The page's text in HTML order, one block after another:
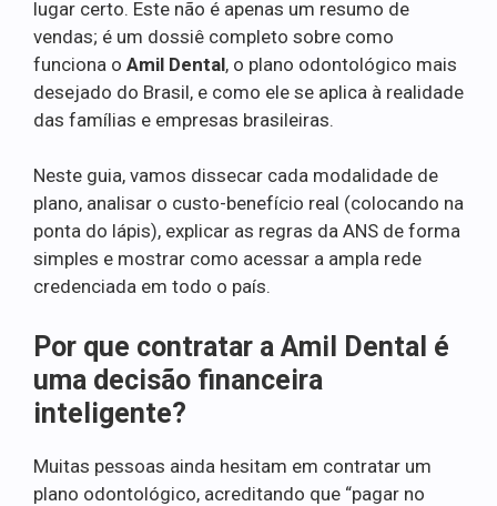
lugar certo. Este não é apenas um resumo de
vendas; é um dossiê completo sobre como
funciona o Amil Dental, o plano odontológico mais
desejado do Brasil, e como ele se aplica à realidade
das famílias e empresas brasileiras.
Neste guia, vamos dissecar cada modalidade de
plano, analisar o custo-benefício real (colocando na
ponta do lápis), explicar as regras da ANS de forma
simples e mostrar como acessar a ampla rede
credenciada em todo o país.
Por que contratar a Amil Dental é
uma decisão financeira
inteligente?
Muitas pessoas ainda hesitam em contratar um
plano odontológico, acreditando que “pagar no